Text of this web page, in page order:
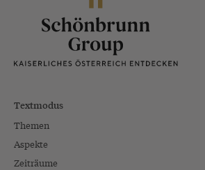
Textmodus
Themen
Aspekte
Zeiträume